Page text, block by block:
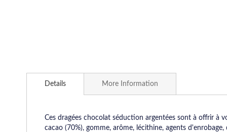
to
images
Details
Ces dragées chocolat séduction argentées sont à offrir à
cacao (70%), gomme, arôme, lécithine, agents
More Information